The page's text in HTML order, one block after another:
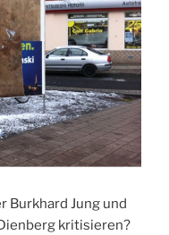
Burkhard Jung und
kritisieren?